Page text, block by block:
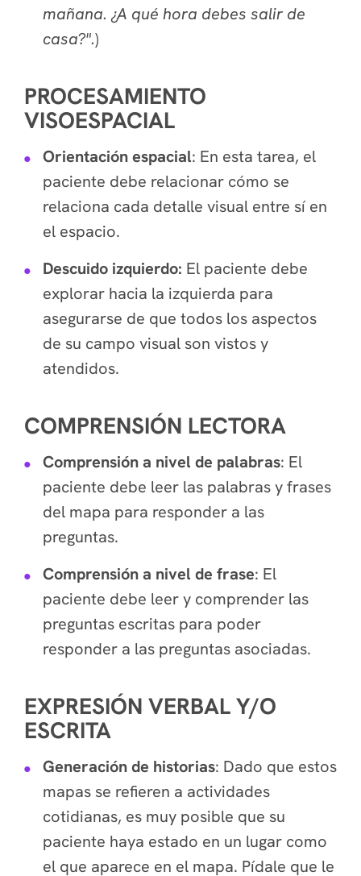
mañana. ¿A qué hora debes salir de
casa?".)
PROCESAMIENTO
VISOESPACIAL
Orientación espacial: En esta tarea, el
paciente debe relacionar cómo se
relaciona cada detalle visual entre sí en
el espacio.
Descuido izquierdo: El paciente debe
explorar hacia la izquierda para
asegurarse de que todos los aspectos
de su campo visual son vistos y
atendidos.
COMPRENSIÓN LECTORA
Comprensión a nivel de palabras: El
paciente debe leer las palabras y frases
del mapa para responder a las
preguntas.
Comprensión a nivel de frase: El
paciente debe leer y comprender las
preguntas escritas para poder
responder a las preguntas asociadas.
EXPRESIÓN VERBAL Y/O
ESCRITA
Generación de historias: Dado que estos
mapas se refieren a actividades
cotidianas, es muy posible que su
paciente haya estado en un lugar como
el que aparece en el mapa. Pídale que le